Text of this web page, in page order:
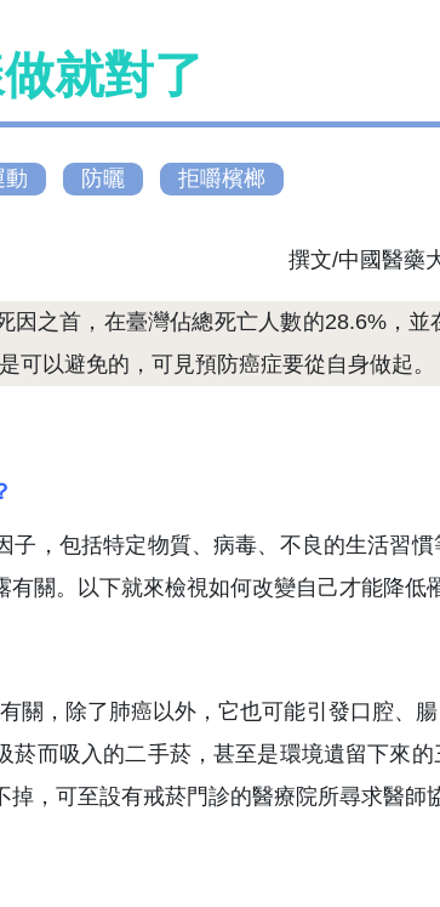
就對了
動 防曬 拒嚼檳榔
撰文/中國醫藥
因之首，在臺灣佔總死亡人數的28.6%，並
可以避免的，可見預防癌症要從自身做起。
子，包括特定物質、病毒、不良的生活習
關。以下就來檢視如何改變自己才能降低
關，除了肺癌以外，它也可能引發口腔、
菸而吸入的二手菸，甚至是環境遺留下來
，可至設有戒菸門診的醫療院所尋求醫師